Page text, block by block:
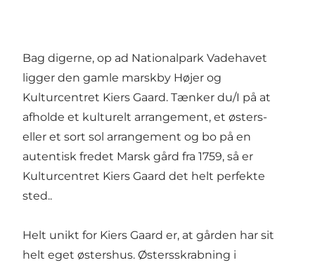
Bag digerne, op ad Nationalpark Vadehavet
ligger den gamle marskby Højer og
Kulturcentret Kiers Gaard. Tænker du/I på at
afholde et kulturelt arrangement, et østers-
eller et sort sol arrangement og bo på en
autentisk fredet Marsk gård fra 1759, så er
Kulturcentret Kiers Gaard det helt perfekte
sted..
Helt unikt for Kiers Gaard er, at gården har sit
helt eget østershus. Østersskrabning i